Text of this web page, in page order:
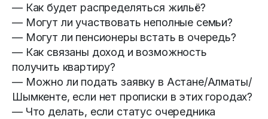
— Как будет распределяться жильё?
— Могут ли участвовать неполные семьи?
— Могут ли пенсионеры встать в очередь?
— Как связаны доход и возможность
получить квартиру?
— Можно ли подать заявку в Астане/Алматы/
Шымкенте, если нет прописки в этих городах?
— Что делать, если статус очередника